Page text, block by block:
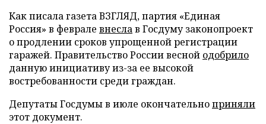
Как писала газета ВЗГЛЯД, партия «Единая
Россия» в феврале внеслав Госдуму законопроект
о продлении сроков упрощенной регистрации
гаражей. Правительство России весной одобрило
данную инициативу из-за ее высокой
востребованности среди граждан.
Депутаты Госдумы в июле окончательноприняли
этот документ.